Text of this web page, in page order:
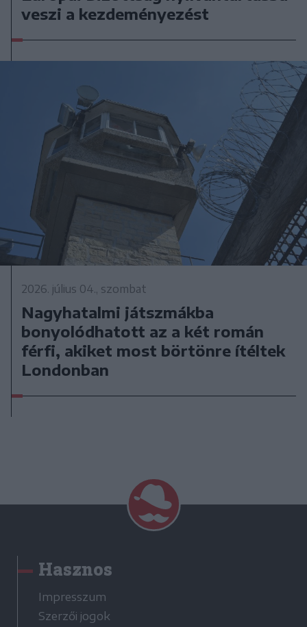
veszi a kezdeményezést
2026. július 04., szombat
Nagyhatalmi játszmákba
bonyolódhatott az a két román
férfi, akiket most börtönre ítéltek
Londonban
Hasznos
Impresszum
Szerzői jogok